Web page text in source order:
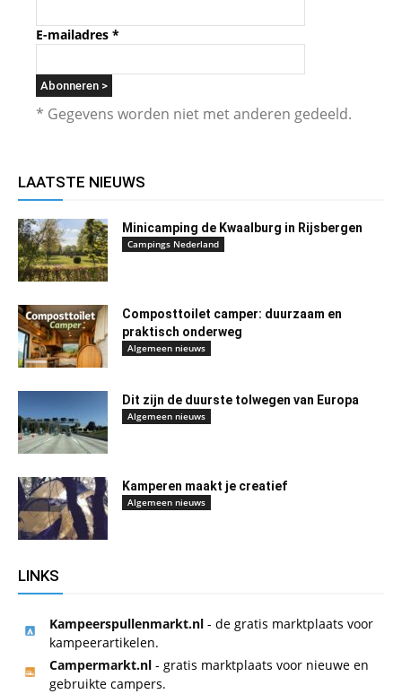
E-mailadres *
* Gegevens worden niet met anderen gedeeld.
LAATSTE NIEUWS
Minicamping de Kwaalburg in Rijsbergen
Campings Nederland
Composttoilet camper: duurzaam en
praktisch onderweg
Algemeen nieuws
Dit zijn de duurste tolwegen van Europa
Algemeen nieuws
Kamperen maakt je creatief
Algemeen nieuws
LINKS
Kampeerspullenmarkt.nl - de gratis marktplaats voor
kampeerartikelen.
Campermarkt.nl - gratis marktplaats voor nieuwe en
gebruikte campers.